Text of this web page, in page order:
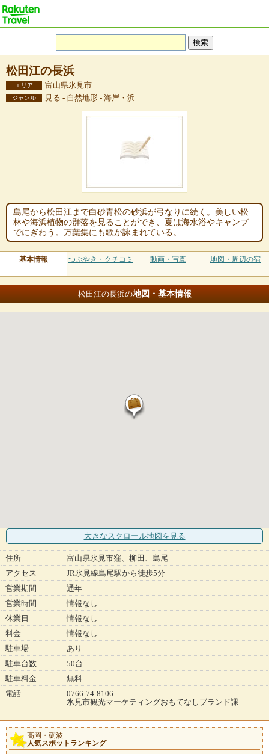
松田江の長浜
エリア 富山県氷見市
ジャンル 見る - 自然地形 - 海岸・浜
島尾から松田江まで白砂青松の砂浜が弓なりに続く。美しい松
林や海浜植物の群落を見ることができ、夏は海水浴やキャンプ
でにぎわう。万葉集にも歌が詠まれている。
基本情報 つぶやき・クチコミ 動画・写真 地図・周辺の宿
松田江の長浜の地図・基本情報
大きなスクロール地図 を見る
住所
富山県氷見市窪、柳田、島尾
アクセス
JR氷見線島尾駅から徒歩5分
営業期間
通年
営業時間
情報なし
休業日
情報なし
料金
情報なし
駐車場
あり
駐車台数
50台
駐車料金
無料
電話
0766-74-8106
氷見市観光マーケティングおもてなしブランド課
高岡・砺波
人気スポットランキング